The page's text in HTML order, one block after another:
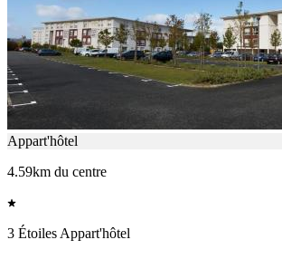
Appart'hôtel
4.59km du centre
3 Étoiles Appart'hôtel